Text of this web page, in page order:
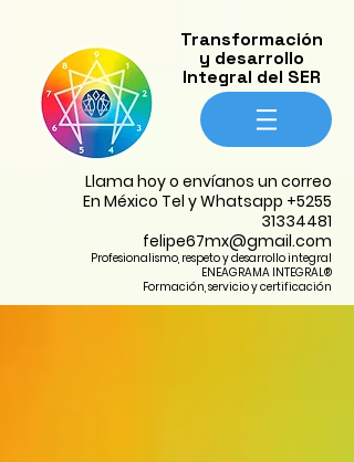
​Transformación
y desarrollo
Integral del SER
​Llama hoy o envíanos un correo
En México Tel y Whatsapp +5255
31334481
felipe67mx@gmail.com
Profesionalismo, respeto y desarrollo integral
ENEAGRAMA INTEGRAL®
Formación, servicio y certificación